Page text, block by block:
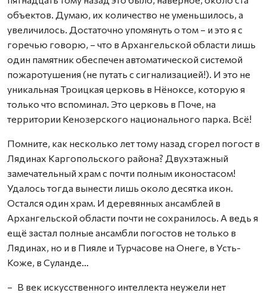
объектов. Думаю, их количество не уменьшилось, а
увеличилось. Достаточно упомянуть о том – и это я с
горечью говорю, – что в Архангельской области лишь
один памятник обеспечен автоматической системой
пожаротушения (не путать с сигнализацией!). И это не
уникальная Троицкая церковь в Нёноксе, которую я
только что вспоминал. Это церковь в Поче, на
территории Кенозерского национального парка. Всё!
Помните, как несколько лет тому назад сгорел погост в
Лядинах Каргопольского района? Двухэтажный
замечательный храм с почти полным иконостасом!
Удалось тогда вынести лишь около десятка икон.
Остался один храм. И деревянных ансамблей в
Архангельской области почти не сохранилось. А ведь я
ещё застал полные ансамбли погостов не только в
Лядинах, но и в Пияле и Турчасове на Онеге, в Усть-
Коже, в Суланде…
– В век искусственного интеллекта неужели нет